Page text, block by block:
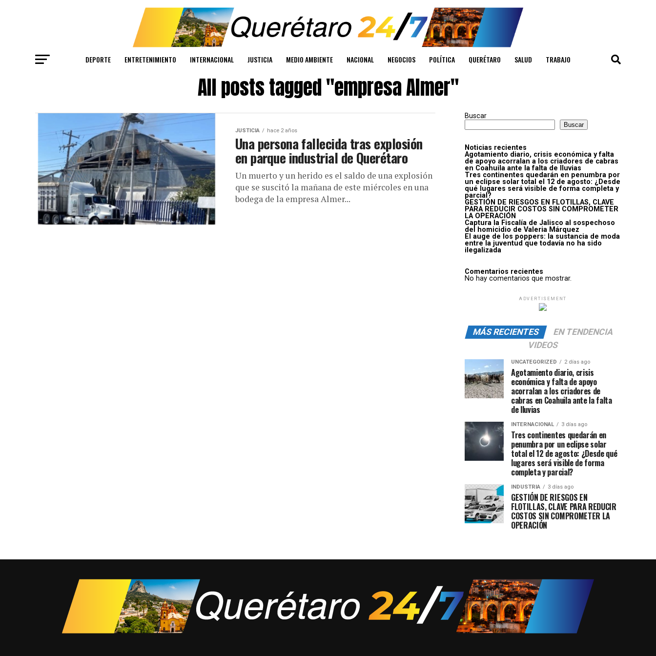
DEPORTE ENTRETENIMIENTO INTERNACIONAL JUSTICIA MEDIO AMBIENTE NACIONAL NEGOCIOS POLÍTICA QUERÉTARO SALUD TRABAJO
All posts tagged "empresa Almer"
JUSTICIA hace 2 años
Una persona fallecida tras explosión
en parque industrial de Querétaro
Un muerto y un herido es el saldo de una explosión
que se suscitó la mañana de este miércoles en una
bodega de la empresa Almer...
Buscar
Buscar
Noticias recientes
Agotamiento diario, crisis económica y falta
de apoyo acorralan a los criadores de cabras
en Coahuila ante la falta de lluvias
Tres continentes quedarán en penumbra por
un eclipse solar total el 12 de agosto: ¿Desde
qué lugares será visible de forma completa y
parcial?
GESTIÓN DE RIESGOS EN FLOTILLAS, CLAVE
PARA REDUCIR COSTOS SIN COMPROMETER
LA OPERACIÓN
Captura la Fiscalía de Jalisco al sospechoso
del homicidio de Valeria Márquez
El auge de los poppers: la sustancia de moda
entre la juventud que todavía no ha sido
ilegalizada
Comentarios recientes
No hay comentarios que mostrar.
ADVERTISEMENT
MÁS RECIENTES
EN TENDENCIA
VIDEOS
UNCATEGORIZED 2 días ago
Agotamiento diario, crisis
económica y falta de apoyo
acorralan a los criadores de
cabras en Coahuila ante la falta
de lluvias
INTERNACIONAL 3 días ago
Tres continentes quedarán en
penumbra por un eclipse solar
total el 12 de agosto: ¿Desde qué
lugares será visible de forma
completa y parcial?
INDUSTRIA 3 días ago
GESTIÓN DE RIESGOS EN
FLOTILLAS, CLAVE PARA REDUCIR
COSTOS SIN COMPROMETER LA
OPERACIÓN